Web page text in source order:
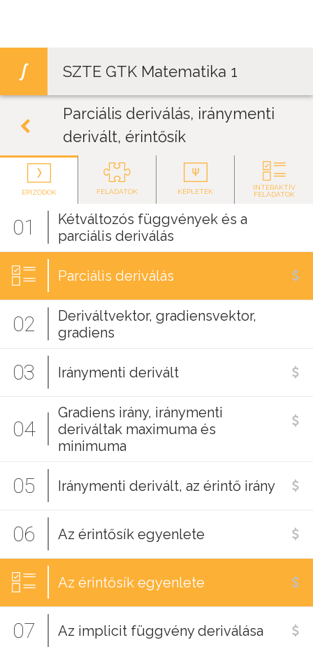
SZTE GTK Matematika 1
Parciális deriválás, iránymenti
derivált, érintősík
EPIZÓDOK FELADATOK KÉPLETEK
INTERAKTÍV
FELADATOK
01
Kétváltozós függvények és a
parciális deriválás
Parciális deriválás
02
Deriváltvektor, gradiensvektor,
gradiens
03 Iránymenti derivált
04
Gradiens irány, iránymenti
deriváltak maximuma és
minimuma
05 Iránymenti derivált, az érintő irány
06 Az érintősík egyenlete
Az érintősík egyenlete
07 Az implicit függvény deriválása